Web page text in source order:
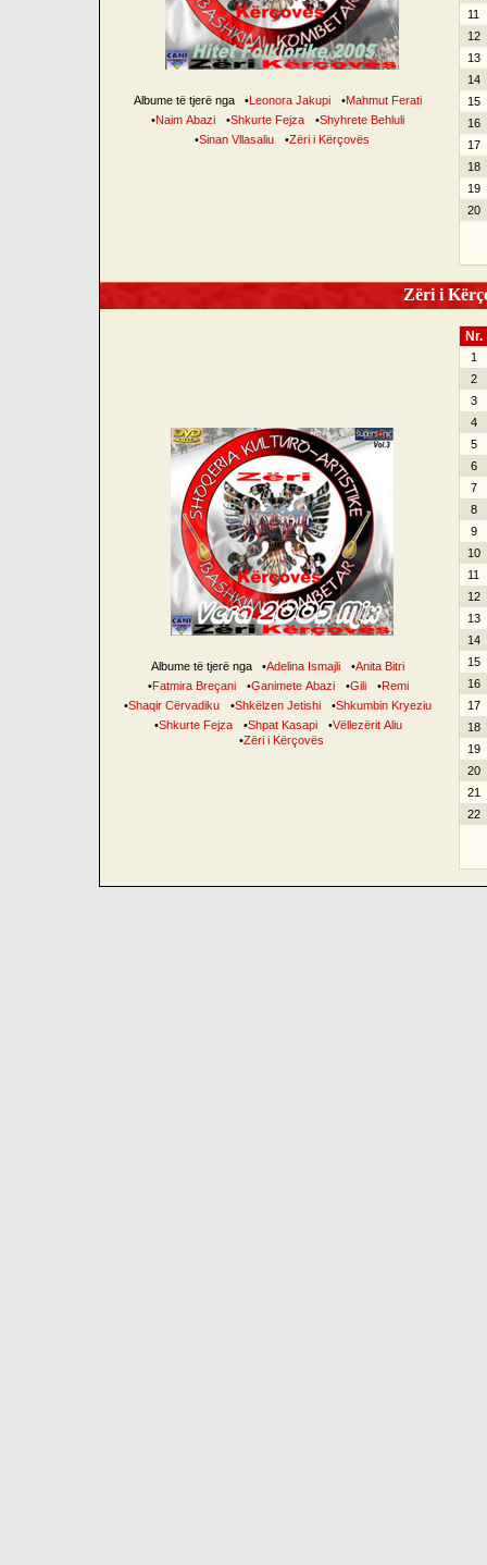
Albume të tjerë nga •Leonora Jakupi •Mahmut Ferati
•Naim Abazi •Shkurte Fejza •Shyhrete Behluli
•Sinan Vllasaliu •Zëri i Kërçovës
11
12
13
14
15
16
17
18
19
20
Zëri i
Albume të tjerë nga •Adelina Ismajli •Anita Bitri
•Fatmira Breçani •Ganimete Abazi •Gili •Remi
•Shaqir Cërvadiku •Shkëlzen Jetishi •Shkumbin Kryeziu
•Shkurte Fejza •Shpat Kasapi •Vëllezërit Aliu
•Zëri i Kërçovës
Nr.
1
2
3
4
5
6
7
8
9
10
11
12
13
14
15
16
17
18
19
20
21
22